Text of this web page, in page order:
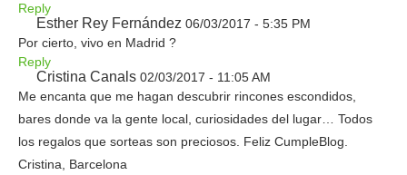
Reply
Esther Rey Fernández 06/03/2017 - 5:35 PM
Por cierto, vivo en Madrid ?
Reply
Cristina Canals 02/03/2017 - 11:05 AM
Me encanta que me hagan descubrir rincones escondidos,
bares donde va la gente local, curiosidades del lugar… Todos
los regalos que sorteas son preciosos. Feliz CumpleBlog.
Cristina, Barcelona